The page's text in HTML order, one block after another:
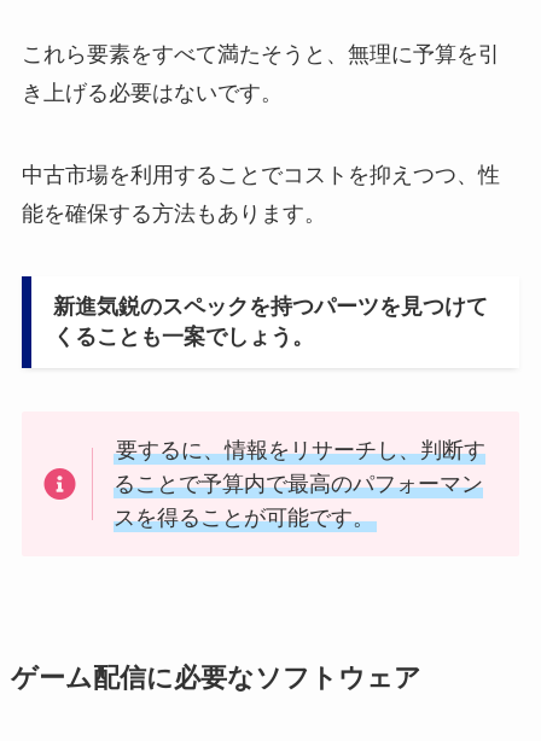
これら要素をすべて満たそうと、無理に予算を引
き上げる必要はないです。
中古市場を利用することでコストを抑えつつ、性
能を確保する方法もあります。
新進気鋭のスペックを持つパーツを見つけて
くることも一案でしょう。
要するに、情報をリサーチし、判断す
ることで予算内で最高のパフォーマン
スを得ることが可能です。
ゲーム配信に必要なソフトウェア